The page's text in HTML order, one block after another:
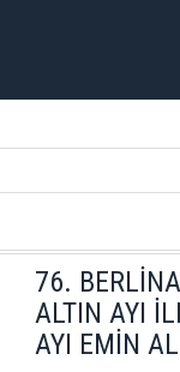
76.
ALTIN AYI
AYI EMİN